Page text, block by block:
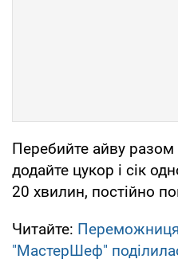
Перебийте айву
додайте цукор і сік
20 хвилин, постійно
Читайте: Переможниця
"МастерШеф"